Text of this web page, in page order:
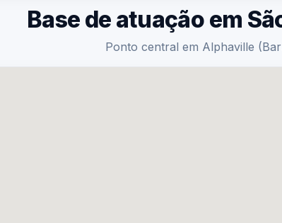
Ponto central em Alphaville